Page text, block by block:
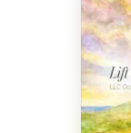
搜尋